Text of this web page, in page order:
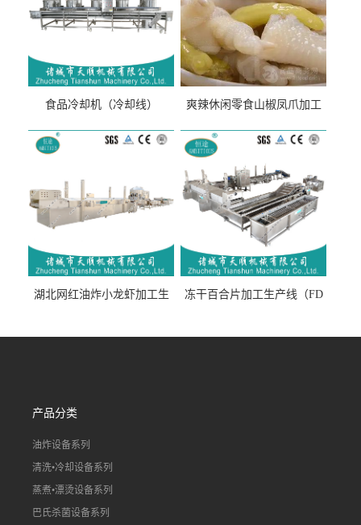
食品冷却机（冷却线）
爽辣休闲零食山椒凤爪加工
流水线）
湖北网红油炸小龙虾加工生
线）
冻干百合片加工生产线（FD
线）
产品分类
油炸设备系列
清洗•冷却设备系列
蒸煮•漂烫设备系列
巴氏杀菌设备系列